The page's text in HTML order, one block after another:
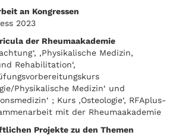
an Kongressen
2023
der Rheumaakademie
‚Physikalische Medizin,
Rehabilitation‘,
Physikalische Medizin‘ und
; Kurs ‚Osteologie‘, RFAplus-
mit der Rheumaakademie
Projekte zu den Themen